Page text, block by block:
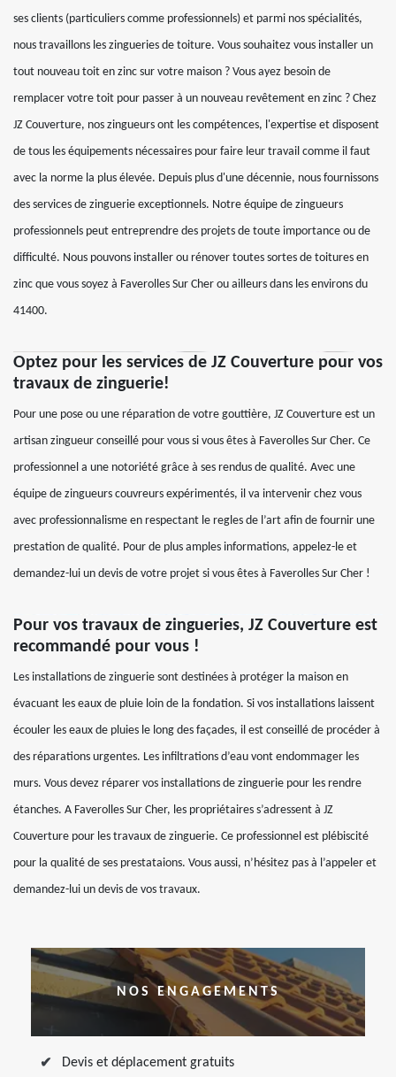
ses clients (particuliers comme professionnels) et parmi nos spécialités,
nous travaillons les zingueries de toiture. Vous souhaitez vous installer un
tout nouveau toit en zinc sur votre maison ? Vous ayez besoin de
remplacer votre toit pour passer à un nouveau revêtement en zinc ? Chez
JZ Couverture, nos zingueurs ont les compétences, l'expertise et disposent
de tous les équipements nécessaires pour faire leur travail comme il faut
avec la norme la plus élevée. Depuis plus d'une décennie, nous fournissons
des services de zinguerie exceptionnels. Notre équipe de zingueurs
professionnels peut entreprendre des projets de toute importance ou de
difficulté. Nous pouvons installer ou rénover toutes sortes de toitures en
zinc que vous soyez à Faverolles Sur Cher ou ailleurs dans les environs du
41400.
Optez pour les services de JZ Couverture pour vos
travaux de zinguerie!
Pour une pose ou une réparation de votre gouttière, JZ Couverture est un
artisan zingueur conseillé pour vous si vous êtes à Faverolles Sur Cher. Ce
professionnel a une notoriété grâce à ses rendus de qualité. Avec une
équipe de zingueurs couvreurs expérimentés, il va intervenir chez vous
avec professionnalisme en respectant le regles de l’art afin de fournir une
prestation de qualité. Pour de plus amples informations, appelez-le et
demandez-lui un devis de votre projet si vous êtes à Faverolles Sur Cher !
Pour vos travaux de zingueries, JZ Couverture est
recommandé pour vous !
Les installations de zinguerie sont destinées à protéger la maison en
évacuant les eaux de pluie loin de la fondation. Si vos installations laissent
écouler les eaux de pluies le long des façades, il est conseillé de procéder à
des réparations urgentes. Les infiltrations d’eau vont endommager les
murs. Vous devez réparer vos installations de zinguerie pour les rendre
étanches. A Faverolles Sur Cher, les propriétaires s’adressent à JZ
Couverture pour les travaux de zinguerie. Ce professionnel est plébiscité
pour la qualité de ses prestataions. Vous aussi, n’hésitez pas à l’appeler et
demandez-lui un devis de vos travaux.
NOS ENGAGEMENTS
Devis et déplacement gratuits